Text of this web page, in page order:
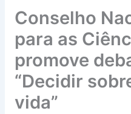
Conselho
para as
promove
“Decidir
vida”